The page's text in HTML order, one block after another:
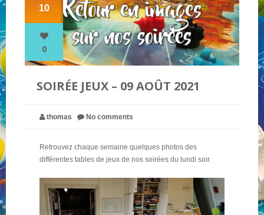
NOS PARTENAIRES
10
0
SOIRÉE JEUX – 09 AOÛT 2021
thomas No comments
Retrouvez chaque semaine quelques photos des
différentes tables de jeux de nos soirées du lundi soir.